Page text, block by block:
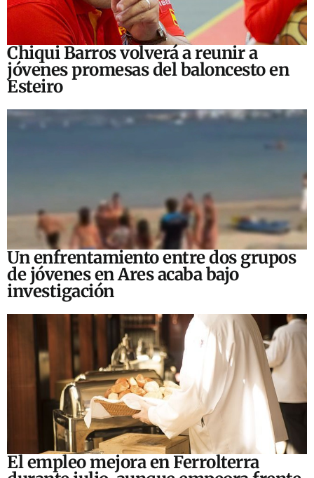
Chiqui Barros volverá a reunir a
jóvenes promesas del baloncesto en
Esteiro
Un enfrentamiento entre dos grupos
de jóvenes en Ares acaba bajo
investigación
El empleo mejora en Ferrolterra